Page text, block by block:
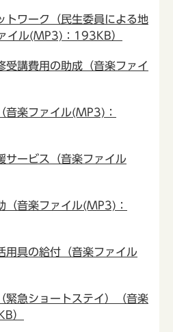
トワーク（民生委員による地
イル(MP3)：193KB）
受講費用の助成（音楽ファイ
音楽ファイル(MP3)：
サービス（音楽ファイル
（音楽ファイル(MP3)：
用具の給付（音楽ファイル
緊急ショートステイ）（音楽
）